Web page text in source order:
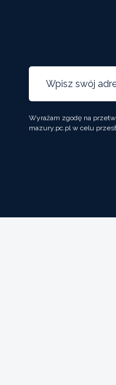
Wyrażam zgodę na
mazury.pc.pl w celu